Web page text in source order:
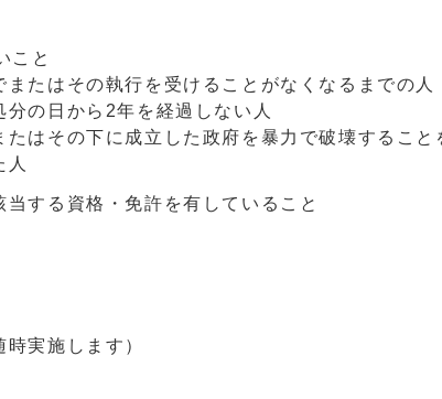
こと
たはその執行を受けることがなくなるまでの人
の日から2年を経過しない人
たはその下に成立した政府を暴力で破壊するこ
する資格・免許を有していること
実施します）